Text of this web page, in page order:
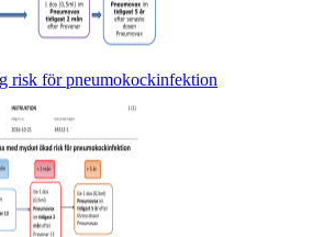
risk för pneumokockinfektion